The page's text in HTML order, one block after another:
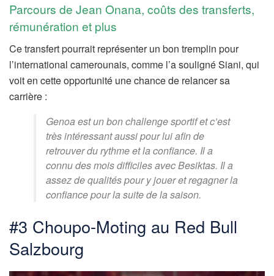
Parcours de Jean Onana, coûts des transferts,
rémunération et plus
Ce transfert pourrait représenter un bon tremplin pour
l’international camerounais, comme l’a souligné Siani, qui
voit en cette opportunité une chance de relancer sa
carrière :
Genoa est un bon challenge sportif et c’est
très intéressant aussi pour lui afin de
retrouver du rythme et la confiance. Il a
connu des mois difficiles avec Besiktas. Il a
assez de qualités pour y jouer et regagner la
confiance pour la suite de la saison.
#3 Choupo-Moting au Red Bull
Salzbourg